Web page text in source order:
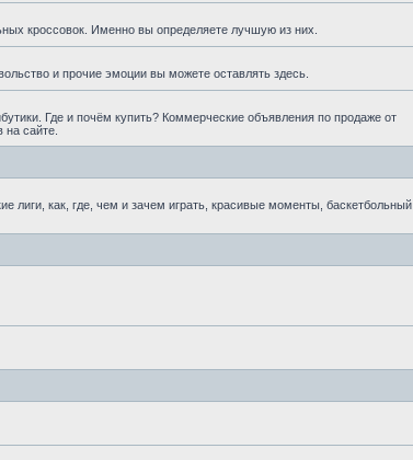
кроссовок. Именно вы определяете лучшую из них.
и прочие эмоции вы можете оставлять здесь.
Где и почём купить? Коммерческие объявления по продаже от
сайте.
лиги, как, где, чем и зачем играть, красивые моменты, баскетбольный